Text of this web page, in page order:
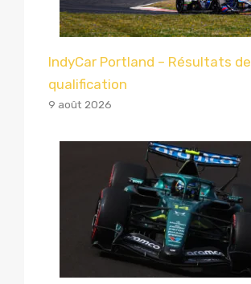
IndyCar Portland – Résultats de
qualification
9 août 2026